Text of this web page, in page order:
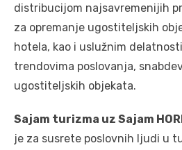
distribucijom najsavremenijih
za opremanje ugostiteljskih
hotela, kao i uslužnim
trendovima poslovanja,
ugostiteljskih objekata.
Sajam turizma uz Sajam
je za susrete poslovnih ljudi u